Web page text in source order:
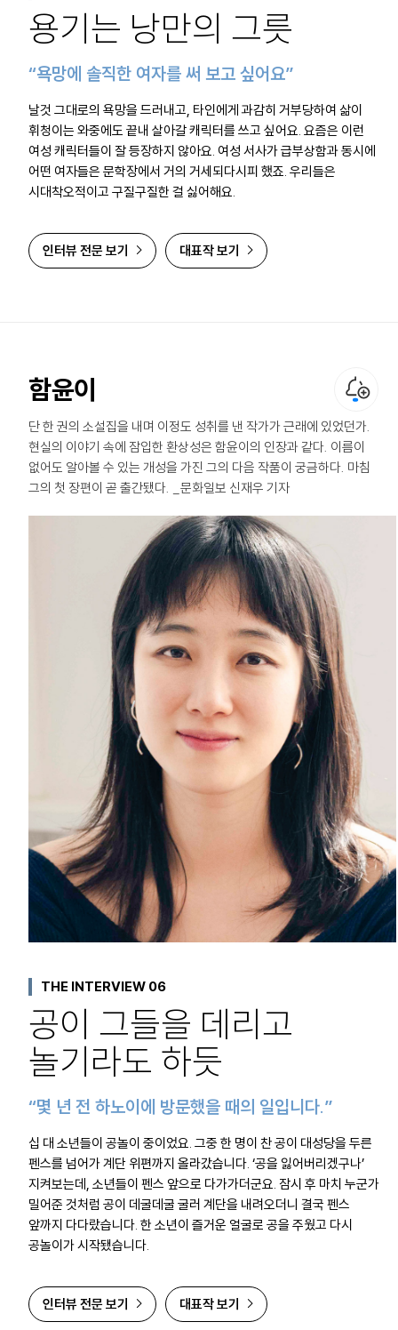
용기는 낭만의 그릇
“욕망에 솔직한 여자를 써 보고 싶어요”
날것 그대로의 욕망을 드러내고, 타인에게 과감히 거부당하여 삶이
휘청이는 와중에도 끝내 살아갈 캐릭터를 쓰고 싶어요. 요즘은 이런
여성 캐릭터들이 잘 등장하지 않아요. 여성 서사가 급부상함과 동시에
어떤 여자들은 문학장에서 거의 거세되다시피 했죠. 우리들은
시대착오적이고 구질구질한 걸 싫어해요.
인터뷰 전문 보기 대표작 보기
함윤이
단 한 권의 소설집을 내며 이정도 성취를 낸 작가가 근래에 있었던가.
현실의 이야기 속에 잠입한 환상성은 함윤이의 인장과 같다. 이름이
없어도 알아볼 수 있는 개성을 가진 그의 다음 작품이 궁금하다. 마침
그의 첫 장편이 곧 출간됐다. _문화일보 신재우 기자
THE INTERVIEW 06
공이 그들을 데리고
놀기라도 하듯
“몇 년 전 하노이에 방문했을 때의 일입니다.”
십 대 소년들이 공놀이 중이었요. 그중 한 명이 찬 공이 대성당을 두른
펜스를 넘어가 계단 위편까지 올라갔습니다. ‘공을 잃어버리겠구나’
지켜보는데, 소년들이 펜스 앞으로 다가가더군요. 잠시 후 마치 누군가
밀어준 것처럼 공이 데굴데굴 굴러 계단을 내려오더니 결국 펜스
앞까지 다다랐습니다. 한 소년이 즐거운 얼굴로 공을 주웠고 다시
공놀이가 시작됐습니다.
인터뷰 전문 보기 대표작 보기